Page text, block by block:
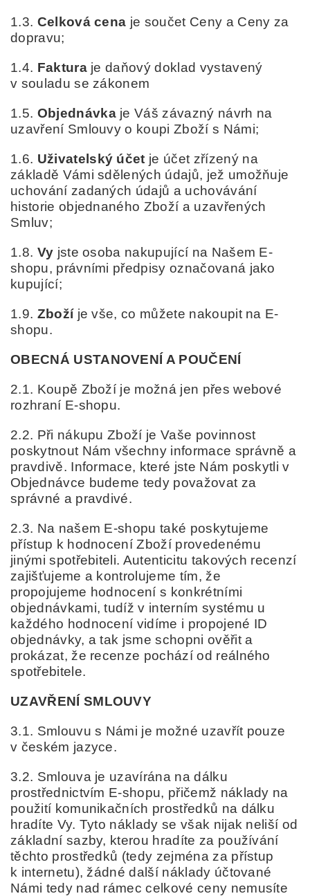
1.3. Celková cena je součet Ceny a Ceny za
dopravu;
1.4. Fakturaje daňový doklad vystavený
v souladu se zákonem
1.5. Objednávkaje Váš závazný návrh na
uzavření Smlouvy o koupi Zboží s Námi;
1.6. Uživatelský účet je účet zřízený na
základě Vámi sdělených údajů, jež umožňuje
uchování zadaných údajů a uchovávání
historie objednaného Zboží a uzavřených
Smluv;
1.8. Vy jste osoba nakupující na Našem E-
shopu, právními předpisy označovaná jako
kupující;
1.9. Zbožíje vše, co můžete nakoupit na E-
shopu.
OBECNÁ USTANOVENÍ A POUČENÍ
2.1. Koupě Zboží je možná jen přes webové
rozhraní E-shopu.
2.2. Při nákupu Zboží je Vaše povinnost
poskytnout Nám všechny informace správně a
pravdivě. Informace, které jste Nám poskytli v
Objednávce budeme tedy považovat za
správné a pravdivé.
2.3. Na našem E-shopu také poskytujeme
přístup k hodnocení Zboží provedenému
jinými spotřebiteli. Autenticitu takových recenzí
zajišťujeme a kontrolujeme tím, že
propojujeme hodnocení s konkrétními
objednávkami, tudíž v interním systému u
každého hodnocení vidíme i propojené ID
objednávky, a tak jsme schopni ověřit a
prokázat, že recenze pochází od reálného
spotřebitele.
UZAVŘENÍ SMLOUVY
3.1. Smlouvu s Námi je možné uzavřít pouze
v českém jazyce.
3.2. Smlouva je uzavírána na dálku
prostřednictvím E-shopu, přičemž náklady na
použití komunikačních prostředků na dálku
hradíte Vy. Tyto náklady se však nijak neliší od
základní sazby, kterou hradíte za používání
těchto prostředků (tedy zejména za přístup
k internetu), žádné další náklady účtované
Námi tedy nad rámec celkové ceny nemusíte